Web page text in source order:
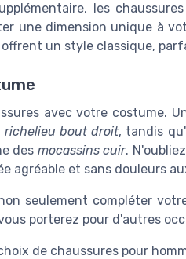
les
une dimension unique à
un style classique,
avec votre costume.
richelieu bout droit, tandis
des mocassins cuir.
agréable et sans douleurs
seulement compléter
porterez pour d'autres
de chaussures pour